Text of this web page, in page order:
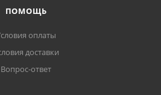
ПОМОЩЬ
оплаты
доставки
Вопрос-ответ